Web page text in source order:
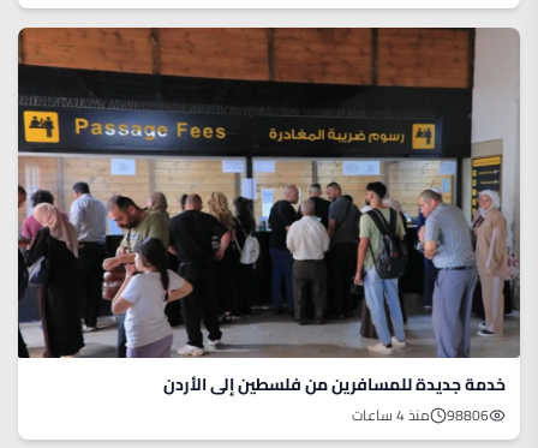
خدمة جديدة للمسافرين من فلسطين إلى الأردن
98806 منذ 4 ساعات